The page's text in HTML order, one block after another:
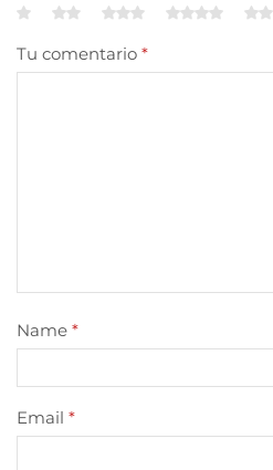
Tu comentario *
Name *
Email *